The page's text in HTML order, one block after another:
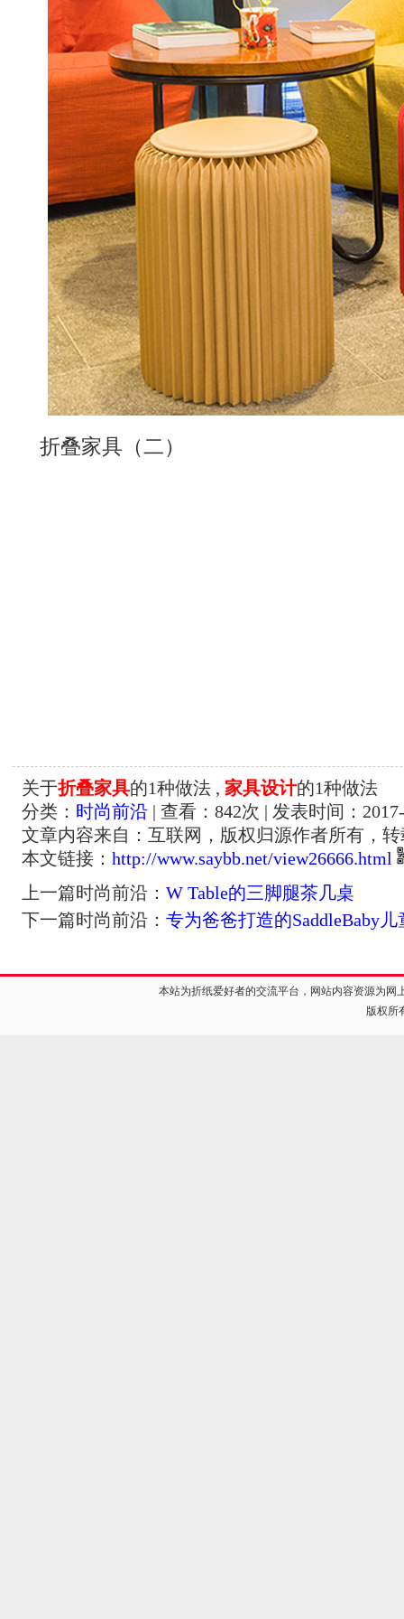
折叠家具（二）
关于折叠家具的1种做法 , 家具设计的1种做法
分类： 时尚前沿| 查看： 842次 | 发表时间：
文章内容来自：互联网，版权归源作者所有，
本文链接： http://www.saybb.net/view26666.html
上一篇时尚前沿： W Table的三脚腿茶几桌
下一篇时尚前沿： 专为爸爸打造的SaddleBaby
本站为折纸爱好者的交流平台，网站内容资源为
版权所